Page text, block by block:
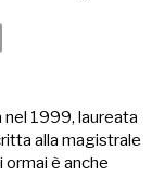
nel 1999, laureata
alla magistrale
ormai è anche